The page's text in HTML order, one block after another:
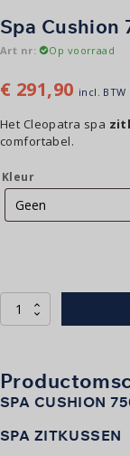
Spa Cushion
Art nr: Op voorraad
€ 291,90 incl. BTW
Het Cleopatra spa
comfortabel.
Kleur
Spa
Cushion
SPA CUSHION
SPA ZITKUSSEN